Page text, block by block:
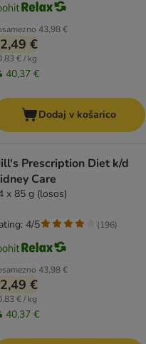
43,98 €
€
€ / kg
40,37 €
Dodaj v košarico
Prescription Diet k/d
Care
x 85 g (losos)
43,98 €
€
€ / kg
40,37 €
4/5 (196)